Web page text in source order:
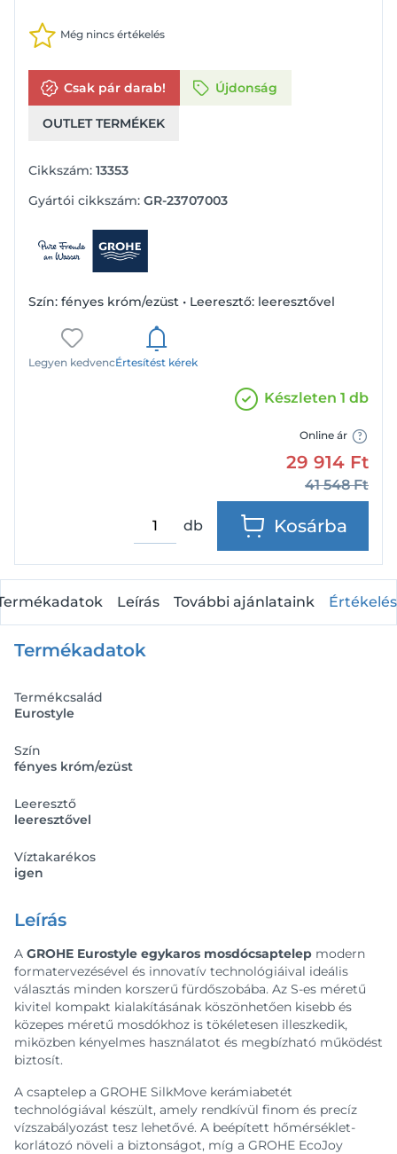
Még nincs értékelés
Csak pár darab! Újdonság
OUTLET TERMÉKEK
Cikkszám: 13353
Gyártói cikkszám: GR-23707003
Szín: fényes króm/ezüst • Leeresztő: leeresztővel
Legyen kedvencÉrtesítést kérek
Készleten 1 db
Online ár
29 914 Ft
41 548 Ft
db Kosárba
Leírás További ajánlataink Értékelés
Termékadatok
Termékcsalád
Eurostyle
Szín
fényes króm/ezüst
Leeresztő
leeresztővel
Víztakarékos
igen
Leírás
A GROHE Eurostyle egykaros mosdócsaptelep modern
formatervezésével és innovatív technológiáival ideális
választás minden korszerű fürdőszobába. Az S-es méretű
kivitel kompakt kialakításának köszönhetően kisebb és
közepes méretű mosdókhoz is tökéletesen illeszkedik,
miközben kényelmes használatot és megbízható működést
biztosít.
A csaptelep a GROHE SilkMove kerámiabetét
technológiával készült, amely rendkívül finom és precíz
vízszabályozást tesz lehetővé. A beépített hőmérséklet-
korlátozó növeli a biztonságot, míg a GROHE EcoJoy